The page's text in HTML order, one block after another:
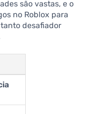
são vastas, e o
no Roblox para
desafiador